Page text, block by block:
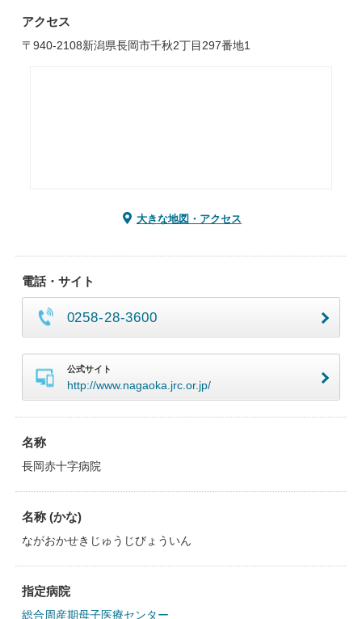
アクセス
〒940-2108新潟県長岡市千秋2丁目297番地1
大きな地図・アクセス
電話・サイト
0258-28-3600
公式サイト
http://www.nagaoka.jrc.or.jp/
名称
長岡赤十字病院
名称 (かな)
ながおかせきじゅうじびょういん
指定病院
総合周産期母子医療センター